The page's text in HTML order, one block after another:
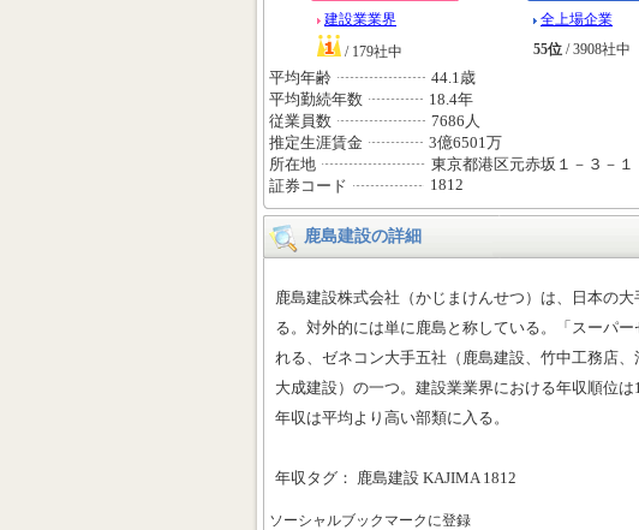
建設業業界
/ 179社中
全上場企業
55位 / 3908社中
平均年齢
44.1歳
平均勤続年数
18.4年
従業員数
7686人
推定生涯賃金
3億6501万
所在地
東京都港区元赤坂１－３－１
証券コード
1812
鹿島建設の詳細
鹿島建設株式会社（かじまけんせつ）は、日本の
る。対外的には単に鹿島と称している。「スーパー
れる、ゼネコン大手五社（鹿島建設、竹中工務店、
大成建設）の一つ。建設業業界における年収順位は
年収は平均より高い部類に入る。
年収タグ： 鹿島建設 KAJIMA 1812
ソーシャルブックマークに登録